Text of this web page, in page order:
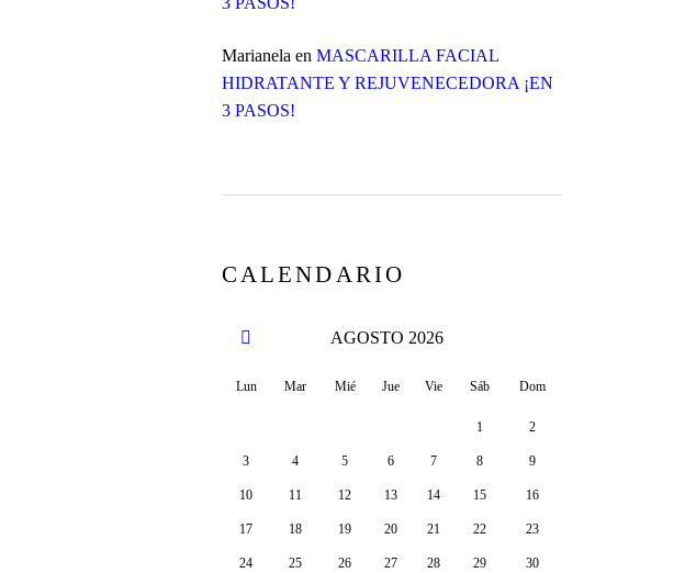
Marianela en MASCARILLA FACIAL
HIDRATANTE Y REJUVENECEDORA ¡EN
3 PASOS!
CALENDARIO
AGOSTO 2026
Lun Mar Mié Jue Vie Sáb Dom
1 2
3 4 5 6 7 8 9
10 11 12 13 14 15 16
17 18 19 20 21 22 23
24 25 26 27 28 29 30